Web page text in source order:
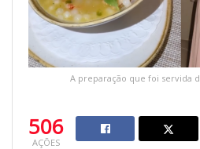
A preparação que foi servida
506
AÇÕES